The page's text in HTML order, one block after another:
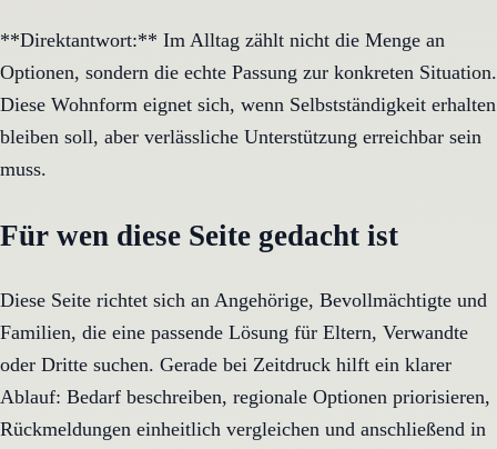
**Direktantwort:** Im Alltag zählt nicht die Menge an
Optionen, sondern die echte Passung zur konkreten Situation.
Diese Wohnform eignet sich, wenn Selbstständigkeit erhalten
bleiben soll, aber verlässliche Unterstützung erreichbar sein
muss.
Für wen diese Seite gedacht ist
Diese Seite richtet sich an Angehörige, Bevollmächtigte und
Familien, die eine passende Lösung für Eltern, Verwandte
oder Dritte suchen. Gerade bei Zeitdruck hilft ein klarer
Ablauf: Bedarf beschreiben, regionale Optionen priorisieren,
Rückmeldungen einheitlich vergleichen und anschließend in